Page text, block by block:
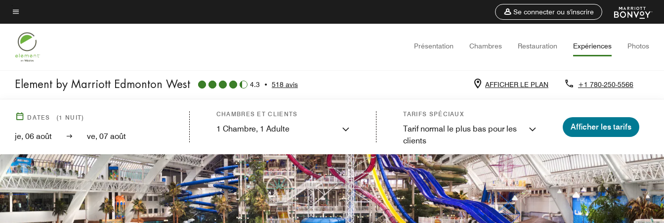
Skip
to
main
content
Texte du menu
Se connecter ou s'inscrire
Présentation Chambres Restauration Expériences Photos
Element by Marriott Edmonton West 4.3 • 518 avis AFFICHER LE PLAN +1 780-250-5566
DATES (1 NUIT)
je, 06 août ve, 07 août
CHAMBRES ET CLIENTS
1 Chambre, 1 Adulte
TARIFS SPÉCIAUX
Tarif normal le plus bas pour les
clients
Afficher les tarifs